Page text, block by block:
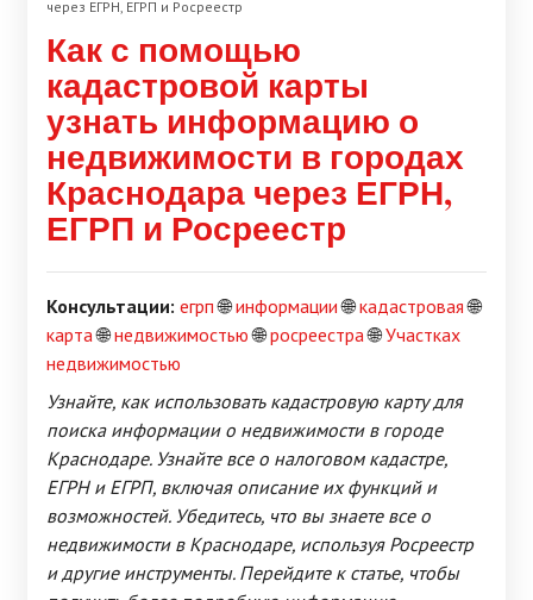
через ЕГРН, ЕГРП и Росреестр
Как с помощью
кадастровой карты
узнать информацию о
недвижимости в городах
Краснодара через ЕГРН,
ЕГРП и Росреестр
Консультации: егрп🌐информации🌐кадастровая🌐
карта🌐недвижимостью🌐росреестра🌐Участках
недвижимостью
Узнайте, как использовать кадастровую карту для
поиска информации о недвижимости в городе
Краснодаре. Узнайте все о налоговом кадастре,
ЕГРН и ЕГРП, включая описание их функций и
возможностей. Убедитесь, что вы знаете все о
недвижимости в Краснодаре, используя Росреестр
и другие инструменты. Перейдите к статье, чтобы